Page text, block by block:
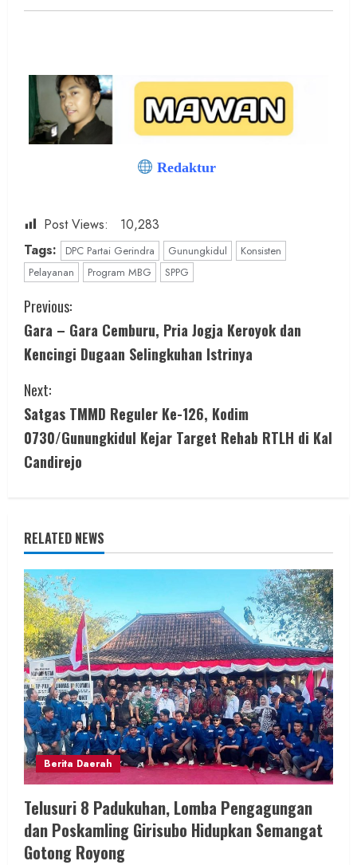
Redaktur
Post Views:
10,283
Tags:
DPC Partai Gerindra Gunungkidul
Konsisten
Pelayanan
Program MBG SPPG
C
o
n
t
i
n
e
R
e
a
d
i
n
g
Previous:
Gara – Gara Cemburu, Pria Jogja Keroyok dan
Kencingi Dugaan Selingkuhan Istrinya
Next:
Satgas TMMD Reguler Ke-126, Kodim
0730/Gunungkidul Kejar Target Rehab RTLH di Kal
Candirejo
RELATED NEWS
Berita Daerah
Telusuri 8 Padukuhan, Lomba Pengagungan
dan Poskamling Girisubo Hidupkan Semangat
Gotong Royong